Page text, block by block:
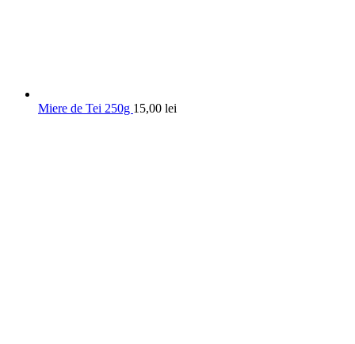
Miere de Tei 250g 15,00 lei